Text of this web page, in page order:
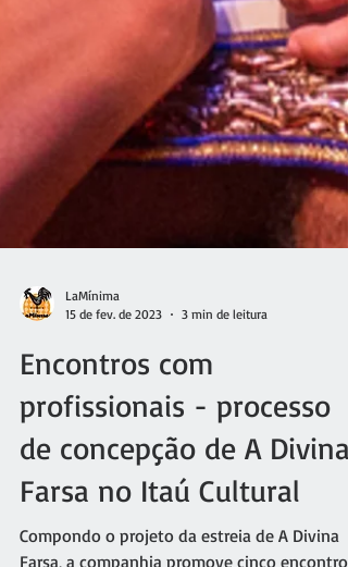
15 de fev. de 2023
3 min de leitura
Encontros com
profissionais - processo
de concepção de A Divina
Farsa no Itaú Cultural